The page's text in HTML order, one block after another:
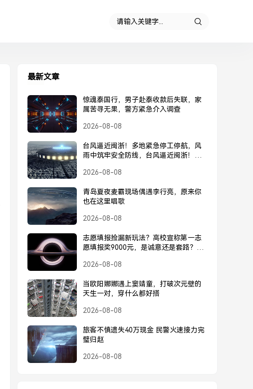
最新文章
惊魂泰国行，男子赴泰收款后失联，家
属苦寻无果，警方紧急介入调查
2026-08-08
台风逼近闽浙！多地紧急停工停航，风
雨中筑牢安全防线，台风逼近闽浙！多
2026-08-08
青岛夏夜麦霸现场偶遇李行亮，原来你
也在这里唱歌
2026-08-08
志愿填报捡漏新玩法？高校宣称第一志
愿填报奖9000元，是诚意还是套路？高
套路？
2026-08-08
当欧阳娜娜遇上窦靖童，打破次元壁的
天生一对，穿什么都好搭
2026-08-08
旅客不慎遗失40万现金 民警火速接力完
璧归赵
2026-08-08